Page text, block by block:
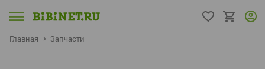
Главная Запчасти